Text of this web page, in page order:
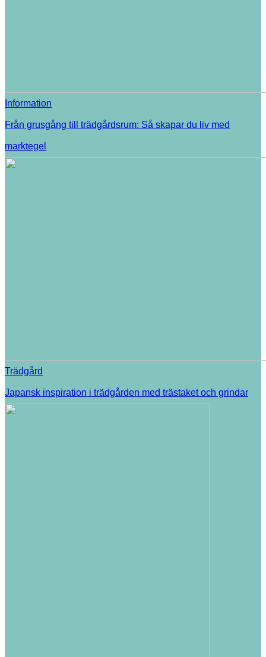
Information
Från grusgång till trädgårdsrum: Så skapar du liv med
marktegel
Trädgård
Japansk inspiration i trädgården med trästaket och grindar